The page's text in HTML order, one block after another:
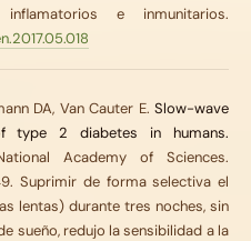
e inmunitarios.
DA, Van Cauter E. Slow-wave
type 2 diabetes in humans.
Academy of Sciences.
Suprimir de forma selectiva el
lentas) durante tres noches, sin
sueño, redujo la sensibilidad a la